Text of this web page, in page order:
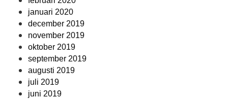
januari 2020
december 2019
november 2019
oktober 2019
september 2019
augusti 2019
juli 2019
juni 2019